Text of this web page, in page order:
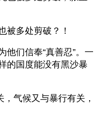
被多处剪破？！
他们信奉“真善忍”。一
的国度能没有黑沙暴
气候又与暴行有关，